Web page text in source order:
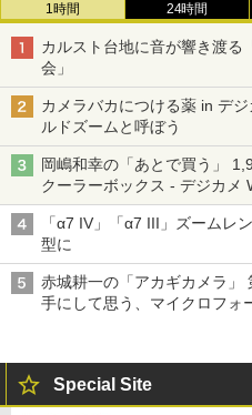
1時間 24時間
カルスト台地に音が響き渡る
会」
カメラバカにつける薬 in デ
ルドズームと呼ぼう
岡嶋和幸の「あとで買う」
クーラーボックス - デジカメ
「α7 IV」「α7 III」ズーム
型に
赤城耕一の「アカギカメラ」
手にして思う、マイクロフ
Special Site